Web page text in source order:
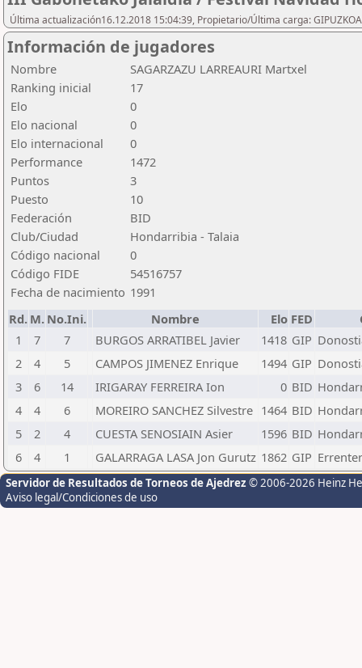
Última actualización16.12.2018 15:04:39, Propietario/Última carga:
Información de jugadores
Nombre
SAGARZAZU LARREAURI Martxel
Ranking inicial
17
Elo
0
Elo nacional
0
Elo internacional
0
Performance
1472
Puntos
3
Puesto
10
Federación
BID
Club/Ciudad
Hondarribia - Talaia
Código nacional
0
Código FIDE
54516757
Fecha de nacimiento 1991
Rd. M. No.Ini. Nombre Elo FED
1
7 7 BURGOS ARRATIBEL Javier 1418 GIP
2
4 5 CAMPOS JIMENEZ Enrique 1494 GIP
3
6 14 IRIGARAY FERREIRA Ion 0 BID
4
4 6 MOREIRO SANCHEZ Silvestre 1464 BID
5
2 4 CUESTA SENOSIAIN Asier 1596 BID
6
4 1 GALARRAGA LASA Jon Gurutz 1862 GIP
Servidor de Resultados de Torneos de Ajedrez © 2006-2026 Heinz
Aviso legal/Condiciones de uso